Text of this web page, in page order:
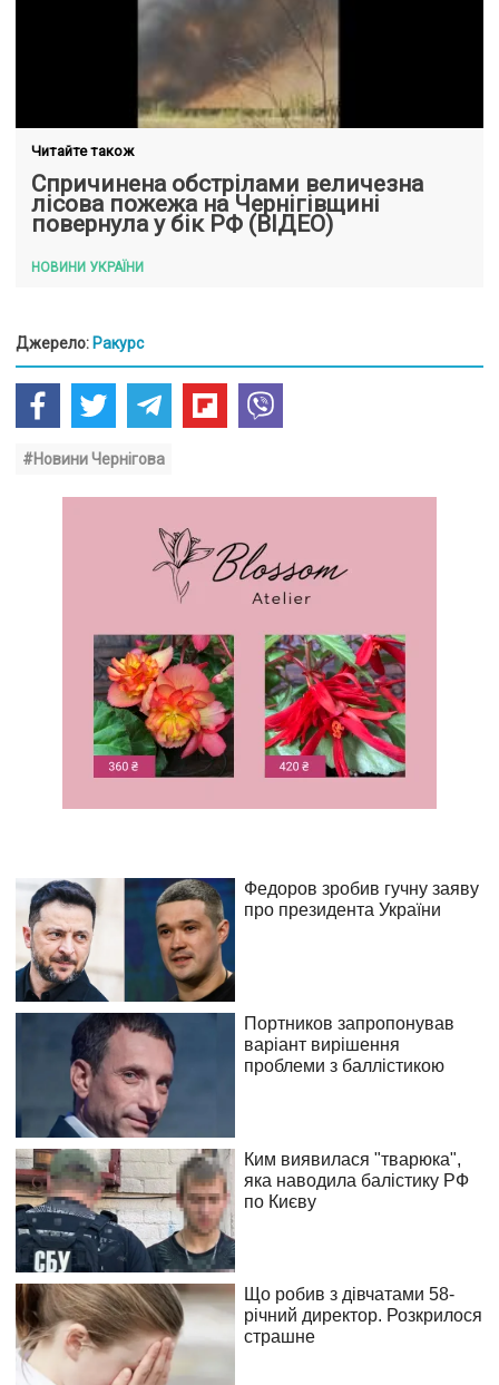
Читайте також
Спричинена обстрілами величезна
лісова пожежа на Чернігівщині
повернула у бік РФ (ВІДЕО)
НОВИНИ УКРАЇНИ
Джерело: Ракурс
#Новини Чернігова